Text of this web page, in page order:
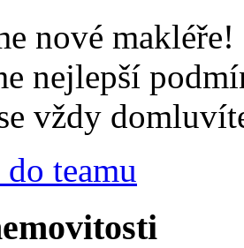
nové makléře!
nejlepší
vždy
teamu